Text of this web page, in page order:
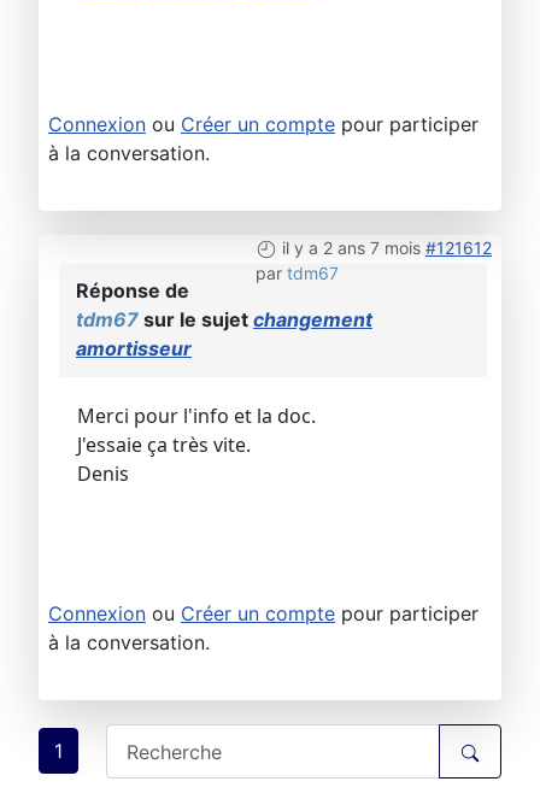
Connexion ou Créer un compte pour participer
à la conversation.
il y a 2 ans 7 mois #121612
par tdm67
Réponse de
tdm67 sur le sujet changement
amortisseur
Merci pour l'info et la doc.
J'essaie ça très vite.
Denis
Connexion ou Créer un compte pour participer
à la conversation.
1